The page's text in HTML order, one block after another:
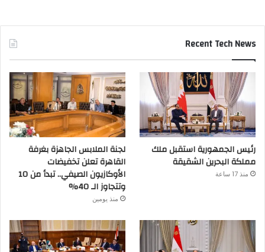
Recent Tech News
رئيس الجمهورية استقبل ملك
مملكة البحرين الشقيقة
منذ 17 ساعة
لجنة الملابس الجاهزة بغرفة
القاهرة تعلن تخفيضات
الأوكازيون الصيفي.. تبدأ من 10
وتتجاوز الـ 40%
منذ يومين